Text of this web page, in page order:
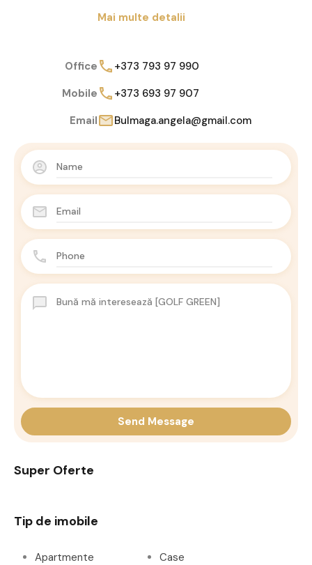
Mai multe detalii
Office
+373 793 97 990
Mobile
+373 693 97 907
Email
Bulmaga.angela@gmail.com
Send Message
Super Oferte
Tip de imobile
Apartmente
Case